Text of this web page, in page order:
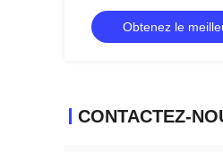
SPTE/TFS
Obtenez le
CONTACTEZ-